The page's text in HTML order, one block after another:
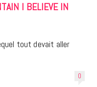
I BELIEVE IN
tout devait aller
0